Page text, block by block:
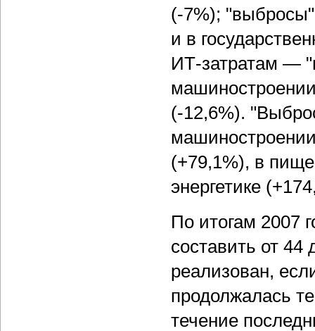
(-7%);
и в
ИТ-затратам —
(-12,6%).
(+79,1%), в
энергетике
По итогам 2007
составить от
реализован,
продолжалась
течение